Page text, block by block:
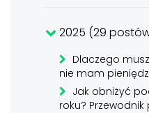
2025 (29
Dlaczego
nie mam
Jak obniżyć
roku?